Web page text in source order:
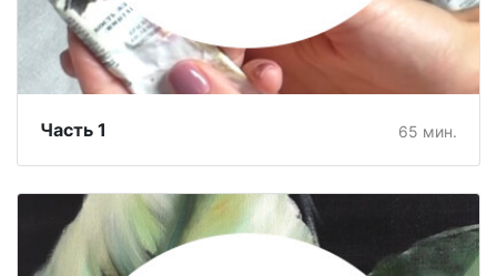
65 мин.
Часть 1